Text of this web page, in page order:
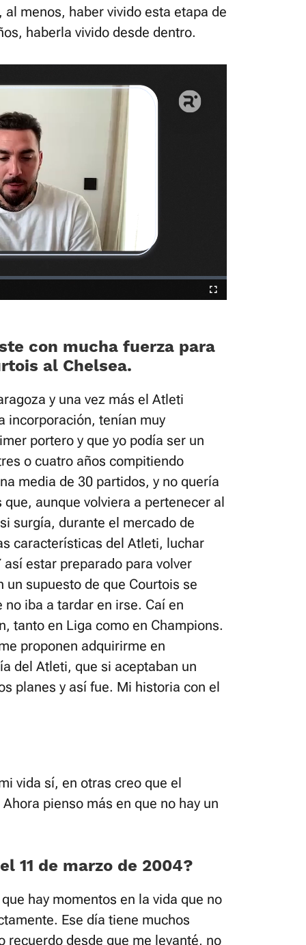
menos, haber vivido esta etapa de
haberla vivido desde dentro.
Fullscreen
con mucha fuerza para
al Chelsea.
y una vez más el Atleti
incorporación, tenían muy
portero y que yo podía ser un
o cuatro años compitiendo
media de 30 partidos, y no quería
aunque volviera a pertenecer al
surgía, durante el mercado de
características del Atleti, luchar
estar preparado para volver
supuesto de que Courtois se
iba a tardar en irse. Caí en
tanto en Liga como en Champions.
proponen adquirirme en
del Atleti, que si aceptaban un
planes y así fue. Mi historia con el
vida sí, en otras creo que el
pienso más en que no hay un
11 de marzo de 2004?
hay momentos en la vida que no
Ese día tiene muchos
recuerdo desde que me levanté, no